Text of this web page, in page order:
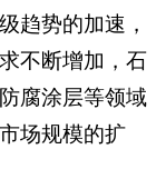
趋势的加速，
不断增加，石
腐涂层等领域
场规模的扩